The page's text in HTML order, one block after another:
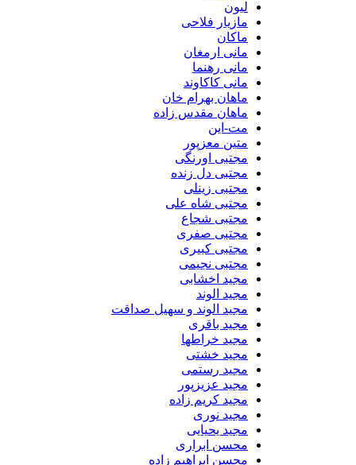
مازیار فلاحی
مانی ارمغان
مانی رهنما
مانی کاکاوند
ماهان بهرام خان
ماهان مقدس زاده
مت-این
متین معزپور
مجتبی اورنگی
مجتبی دل زنده
مجتبی زینلی
مجتبی شاه علی
مجتبی شجاع
مجتبی صفری
مجتبی کبیری
مجتبی نجیمی
مجید اخشابی
مجید الوند‎
مجید الوند و سهیل صداقت
مجید باقری
مجید خراطها
مجید خشتی
مجید رستمی
مجید عزیزپور
مجید کریم زاده
مجید نوری
مجید یحیایی
محسن ابراری
محسن ابراهیم زاده